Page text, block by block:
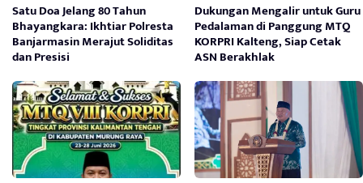
Satu Doa Jelang 80 Tahun
Bhayangkara: Ikhtiar Polresta
Banjarmasin Merajut Soliditas
dan Presisi
Dukungan Mengalir untuk Guru
Pedalaman di Panggung MTQ
KORPRI Kalteng, Siap Cetak
ASN Berakhlak